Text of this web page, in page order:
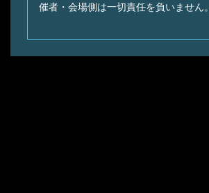
催者・会場側は⼀切責任を負いません。